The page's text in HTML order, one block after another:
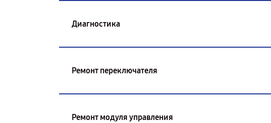
Диагностика
Ремонт переключателя
Ремонт модуля управления